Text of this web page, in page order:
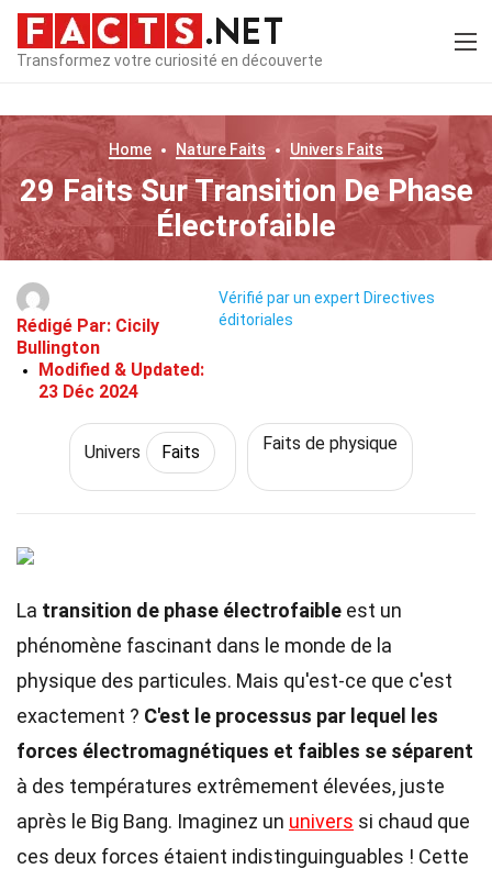
Transformez votre curiosité en découverte
Home Nature Faits Univers Faits
29 Faits Sur Transition De Phase
Électrofaible
Rédigé Par: Cicily
Bullington
Modified & Updated:
23 Déc 2024
Vérifié par un expert Directives
éditoriales
Univers Faits Faits de physique
La transition de phase électrofaible est un
phénomène fascinant dans le monde de la
physique des particules. Mais qu'est-ce que c'est
exactement ? C'est le processus par lequel les
forces électromagnétiques et faibles se séparent
à des températures extrêmement élevées, juste
après le Big Bang. Imaginez un univers si chaud que
ces deux forces étaient indistinguinguables ! Cette